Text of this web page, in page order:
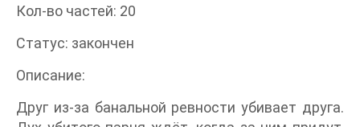
Кол-во частей: 20
Статус: закончен
Описание:
Друг из-за банальной ревности убивает друга.